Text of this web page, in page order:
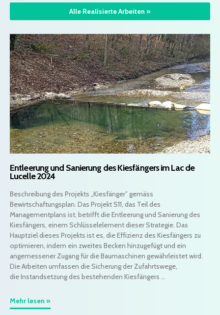
Alle Realisierte Arbeiten »
Entleerung und Sanierung des Kiesfängers im Lac de
Lucelle 2024
Beschreibung des Projekts „Kiesfänger” gemäss
Bewirtschaftungsplan. Das Projekt S11, das Teil des
Managementplans ist, betrifft die Entleerung und Sanierung des
Kiesfängers, einem Schlüsselelement dieser Strategie. Das
Hauptziel dieses Projekts ist es, die Effizienz des Kiesfängers zu
optimieren, indem ein zweites Becken hinzugefügt und ein
angemessener Zugang für die Baumaschinen gewährleistet wird.
Die Arbeiten umfassen die Sicherung der Zufahrtswege,
die Instandsetzung des bestehenden Kiesfängers ...
Mehr lesen »